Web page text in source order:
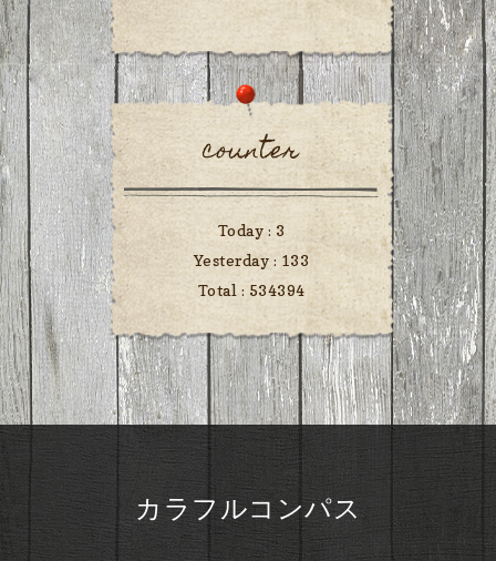
counter
Today : 3
Yesterday : 133
Total : 534394
カラフルコンパス